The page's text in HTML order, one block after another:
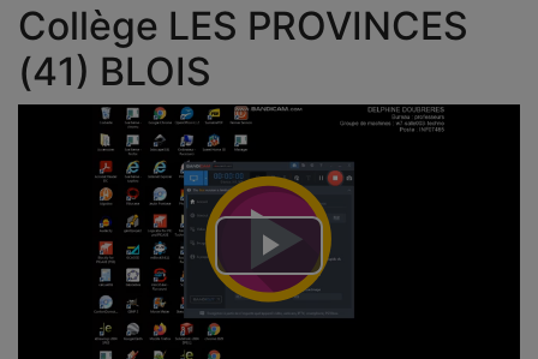
Collège LES PROVINCES
(41) BLOIS
Lire
la